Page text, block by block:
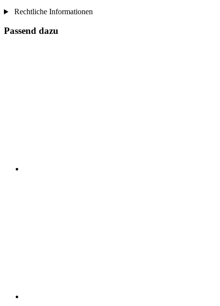
Rechtliche Informationen
Passend dazu